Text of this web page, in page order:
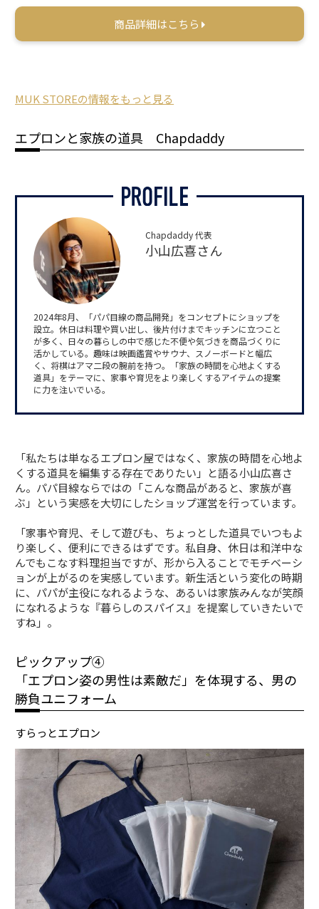
商品詳細はこちら
MUK STOREの情報をもっと見る
エプロンと家族の道具 Chapdaddy
Chapdaddy 代表
小山広喜さん
2024年8月、「パパ目線の商品開発」をコンセプトにショップを
設立。休日は料理や買い出し、後片付けまでキッチンに立つこと
が多く、日々の暮らしの中で感じた不便や気づきを商品づくりに
活かしている。趣味は映画鑑賞やサウナ、スノーボードと幅広
く、将棋はアマ二段の腕前を持つ。「家族の時間を心地よくする
道具」をテーマに、家事や育児をより楽しくするアイテムの提案
に力を注いでいる。
「私たちは単なるエプロン屋ではなく、家族の時間を心地よ
くする道具を編集する存在でありたい」と語る小山広喜さ
ん。パパ目線ならではの「こんな商品があると、家族が喜
ぶ」という実感を大切にしたショップ運営を行っています。
「家事や育児、そして遊びも、ちょっとした道具でいつもよ
り楽しく、便利にできるはずです。私自身、休日は和洋中な
んでもこなす料理担当ですが、形から入ることでモチベーシ
ョンが上がるのを実感しています。新生活という変化の時期
に、パパが主役になれるような、あるいは家族みんなが笑顔
になれるような『暮らしのスパイス』を提案していきたいで
すね」。
ピックアップ④
「エプロン姿の男性は素敵だ」を体現する、男の
勝負ユニフォーム
すらっとエプロン